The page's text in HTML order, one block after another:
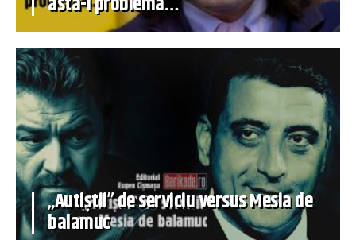
„Autiștii” de serviciu versus Mesia de
balamuc